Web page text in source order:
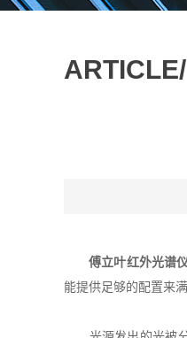
ARTICLE/
傅立叶红外光谱
能提供足够的配置来